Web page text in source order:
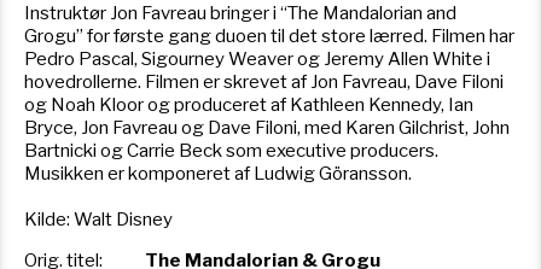
Instruktør Jon Favreau bringer i “The Mandalorian and
Grogu” for første gang duoen til det store lærred. Filmen har
Pedro Pascal, Sigourney Weaver og Jeremy Allen White i
hovedrollerne. Filmen er skrevet af Jon Favreau, Dave Filoni
og Noah Kloor og produceret af Kathleen Kennedy, Ian
Bryce, Jon Favreau og Dave Filoni, med Karen Gilchrist, John
Bartnicki og Carrie Beck som executive producers.
Musikken er komponeret af Ludwig Göransson.
Kilde: Walt Disney
Orig. titel:
The Mandalorian & Grogu